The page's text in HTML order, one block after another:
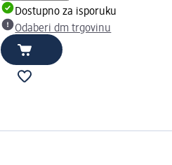
Dostupno za isporuku
Odaberi dm trgovinu